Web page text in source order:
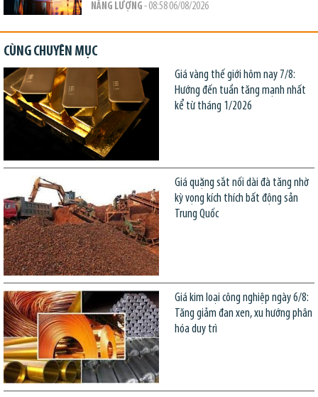
NĂNG LƯỢNG - 08:58 06/08/2026
CÙNG CHUYÊN MỤC
Giá vàng thế giới hôm nay 7/8:
Hướng đến tuần tăng mạnh nhất
kể từ tháng 1/2026
Giá quặng sắt nối dài đà tăng nhờ
kỳ vọng kích thích bất động sản
Trung Quốc
Giá kim loại công nghiệp ngày 6/8:
Tăng giảm đan xen, xu hướng phân
hóa duy trì